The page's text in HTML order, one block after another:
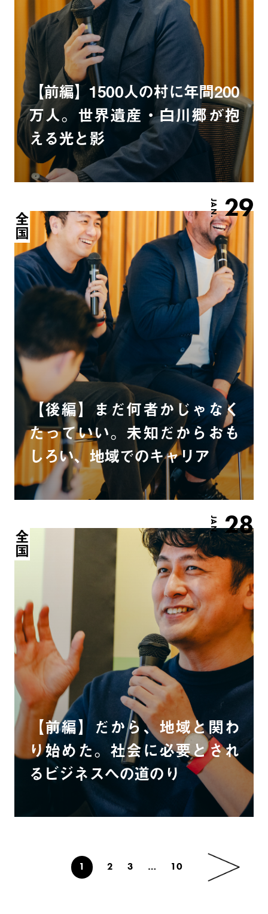
【前編】1500人の村に年間200
万人。世界遺産・白川郷が抱
える光と影
JAN. 29
全国
【後編】まだ何者かじゃなく
たっていい。未知だからおも
しろい、地域でのキャリア
JAN. 28
全国
【前編】だから、地域と関わ
り始めた。社会に必要とされ
るビジネスへの道のり
1 2 3 … 10